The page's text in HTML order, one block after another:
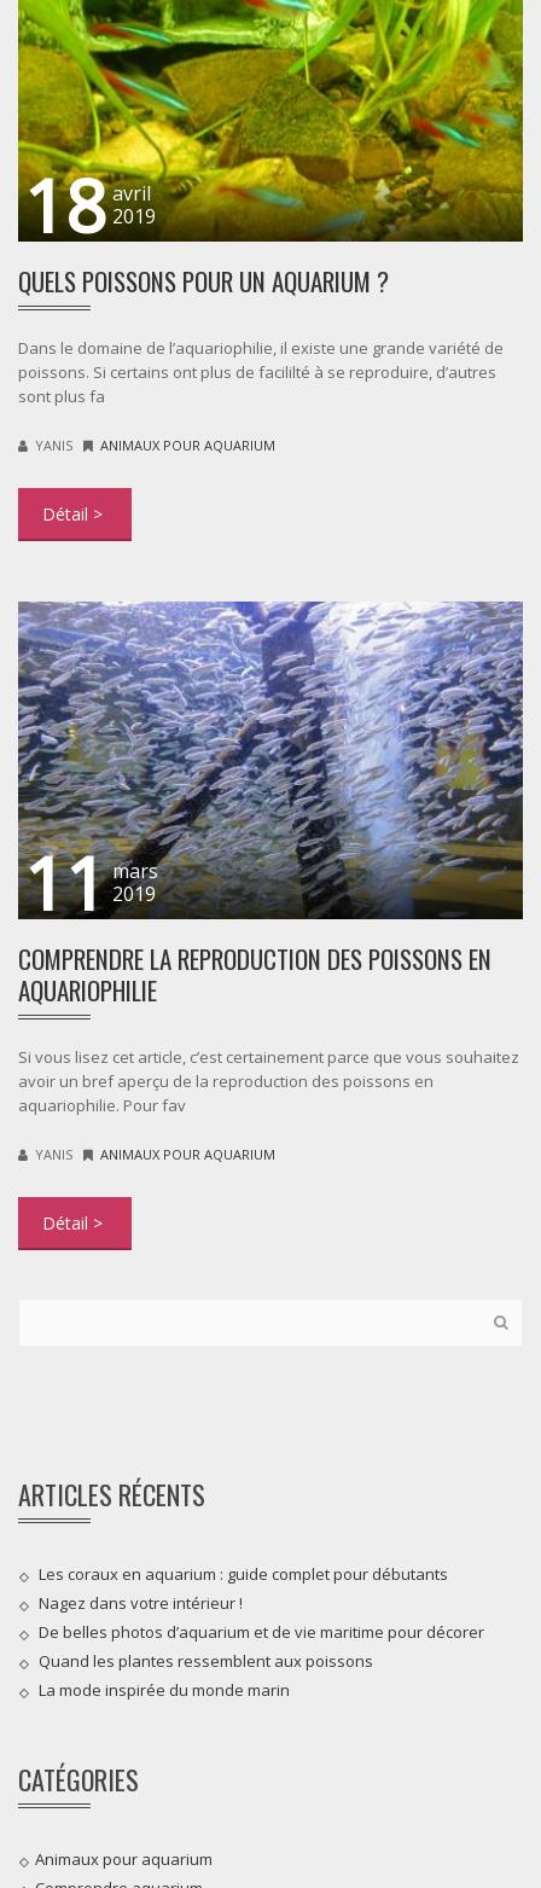
18 avril
2019
QUELS POISSONS POUR UN AQUARIUM ?
Dans le domaine de l’aquariophilie, il existe une grande variété de
poissons. Si certains ont plus de facililté à se reproduire, d’autres
sont plus fa
YANIS ANIMAUX POUR AQUARIUM
11 mars
2019
COMPRENDRE LA REPRODUCTION DES POISSONS EN
AQUARIOPHILIE
Si vous lisez cet article, c’est certainement parce que vous souhaitez
avoir un bref aperçu de la reproduction des poissons en
aquariophilie. Pour fav
YANIS ANIMAUX POUR AQUARIUM
ARTICLES RÉCENTS
Les coraux en aquarium : guide complet pour débutants
Nagez dans votre intérieur !
De belles photos d’aquarium et de vie maritime pour décorer
Quand les plantes ressemblent aux poissons
La mode inspirée du monde marin
CATÉGORIES
Animaux pour aquarium